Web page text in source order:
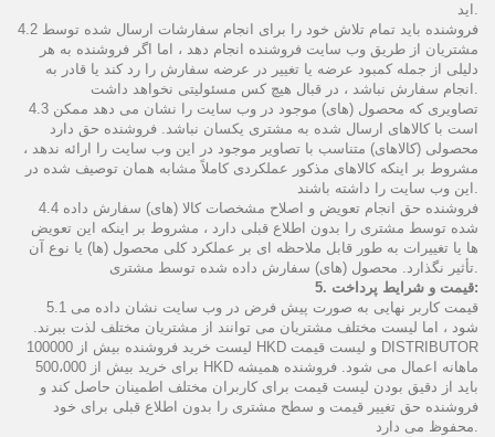
اید.
4.2 فروشنده باید تمام تلاش خود را برای انجام سفارشات ارسال شده توسط
مشتریان از طریق وب سایت فروشنده انجام دهد ، اما اگر فروشنده به هر
دلیلی از جمله کمبود عرضه یا تغییر در عرضه سفارش را رد کند یا قادر به
انجام سفارش نباشد ، در قبال هیچ کس مسئولیتی نخواهد داشت.
4.3 تصاویری که محصول (های) موجود در وب سایت را نشان می دهد ممکن
است با کالاهای ارسال شده به مشتری یکسان نباشد. فروشنده حق دارد
محصولی (کالاهای) متناسب با تصاویر موجود در این وب سایت را ارائه ندهد ،
مشروط بر اینکه کالاهای مذکور عملکردی کاملاً مشابه همان توصیف شده در
این وب سایت را داشته باشند.
4.4 فروشنده حق انجام تعویض و اصلاح مشخصات کالا (های) سفارش داده
شده توسط مشتری را بدون اطلاع قبلی دارد ، مشروط بر اینکه این تعویض
ها یا تغییرات به طور قابل ملاحظه ای بر عملکرد کلی محصول (ها) یا نوع آن
تأثیر نگذارد. محصول (های) سفارش داده شده توسط مشتری.
5. قیمت و شرایط پرداخت:
5.1 قیمت کاربر نهایی به صورت پیش فرض در وب سایت نشان داده می
شود ، اما لیست مختلف مشتریان می توانند از مشتریان مختلف لذت ببرند.
لیست خرید فروشنده بیش از 100000 HKD و لیست قیمت DISTRIBUTOR
برای خرید بیش از 500،000 HKD ماهانه اعمال می شود. فروشنده همیشه
باید از دقیق بودن لیست قیمت برای کاربران مختلف اطمینان حاصل کند و
فروشنده حق تغییر قیمت و سطح مشتری را بدون اطلاع قبلی برای خود
محفوظ می دارد.